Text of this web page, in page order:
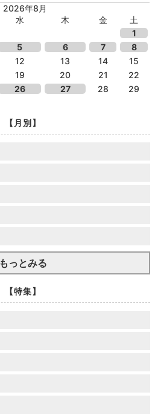
2026年8月
水 木 金
土
1
5 6 7
8
12 13 14
15
19 20 21
22
26 27 28
29
【月別】
もっとみる
【特集】